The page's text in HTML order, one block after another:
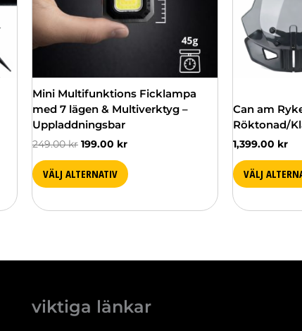
Mini Multifunktions Ficklampa
med 7 lägen & Multiverktyg –
Uppladdningsbar
249.00kr 199.00 kr
VÄLJ ALTERNATIV
Can am
Röktonad/
1,399.00 kr
VÄLJ
olika
alternativen
kan
väljas
viktiga länkar